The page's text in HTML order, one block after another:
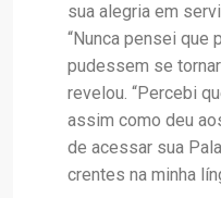
sua alegria em
“Nunca pensei que
pudessem se
revelou. “Percebi
assim como deu
de acessar sua
crentes na minha